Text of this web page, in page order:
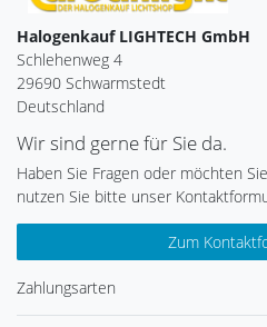
Halogenkauf LIGHTECH GmbH
Schlehenweg 4
29690 Schwarmstedt
Deutschland
Wir sind gerne für Sie da.
Haben Sie Fragen oder möchten
nutzen Sie bitte unser
Zum
Zahlungsarten